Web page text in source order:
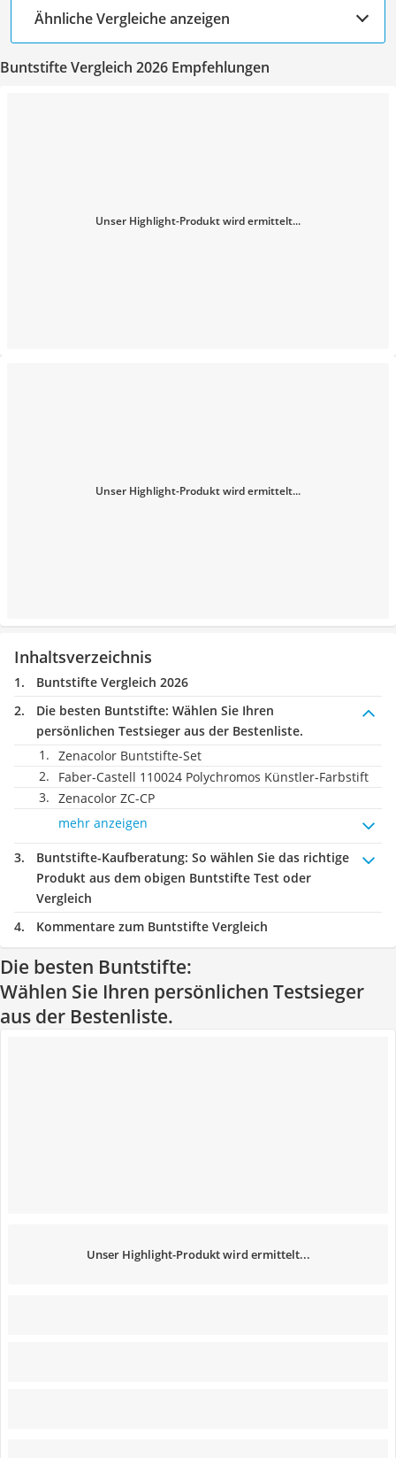
Ähnliche Vergleiche anzeigen
Buntstifte Vergleich 2026 Empfehlungen
Unser Highlight-Produkt wird ermittelt...
Unser Highlight-Produkt wird ermittelt...
Inhaltsverzeichnis
Buntstifte Vergleich 2026
Die besten Buntstifte: Wählen Sie Ihren
persönlichen Testsieger aus der Bestenliste.
Zenacolor Buntstifte-Set
Faber-Castell 110024 Polychromos Künstler-Farbstift
Zenacolor ZC-CP
mehr anzeigen
Buntstifte-Kaufberatung: So wählen Sie das richtige
Produkt aus dem obigen Buntstifte Test oder
Vergleich
Kommentare zum Buntstifte Vergleich
Die besten Buntstifte:
Wählen Sie Ihren persönlichen Testsieger
aus der Bestenliste.
Unser Highlight-Produkt wird ermittelt...